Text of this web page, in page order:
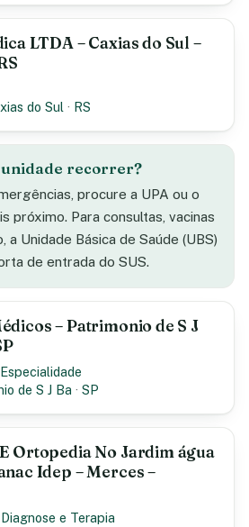
LTDA – Caxias do Sul –
do Sul · RS
unidade recorrer?
procure a UPA ou o
próximo. Para consultas, vacinas
a Unidade Básica de Saúde (UBS)
de entrada do SUS.
– Patrimonio de S J
de S J Ba ·SP
Ortopedia No Jardim água
Idep – Merces –
e Terapia